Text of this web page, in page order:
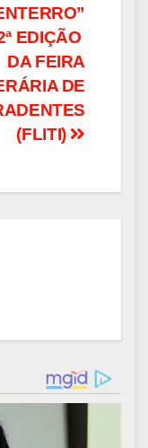
EDIÇÃO
DA FEIRA
DE
(FLITI)